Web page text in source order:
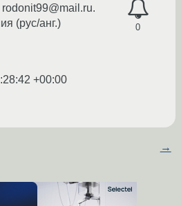
0
(рус/анг.)
+00:00
→